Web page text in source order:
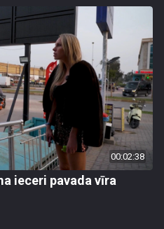
00:02:38
ieceri pavada vīra